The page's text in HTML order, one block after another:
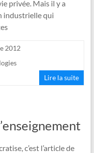
privée. Mais il y a
industrielle qui
2012
Lire la suite
c’est l’article de